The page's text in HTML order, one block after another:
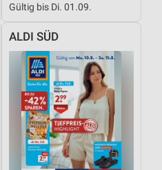
Gültig bis Di. 01.09.
ALDI SÜD